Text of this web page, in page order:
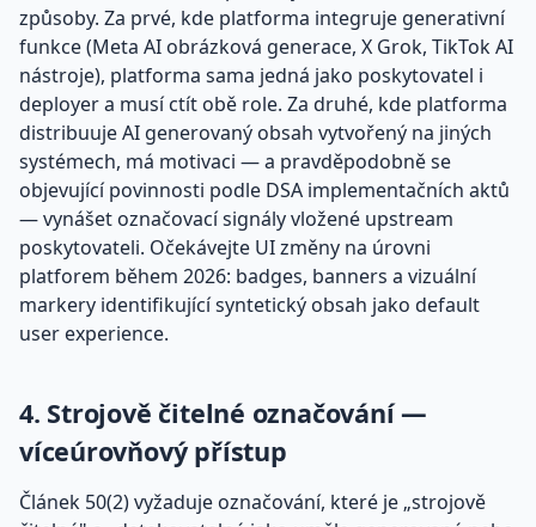
způsoby. Za prvé, kde platforma integruje generativní
funkce (Meta AI obrázková generace, X Grok, TikTok AI
nástroje), platforma sama jedná jako poskytovatel i
deployer a musí ctít obě role. Za druhé, kde platforma
distribuuje AI generovaný obsah vytvořený na jiných
systémech, má motivaci — a pravděpodobně se
objevující povinnosti podle DSA implementačních aktů
— vynášet označovací signály vložené upstream
poskytovateli. Očekávejte UI změny na úrovni
platforem během 2026: badges, banners a vizuální
markery identifikující syntetický obsah jako default
user experience.
4. Strojově čitelné označování —
víceúrovňový přístup
Článek 50(2) vyžaduje označování, které je „strojově